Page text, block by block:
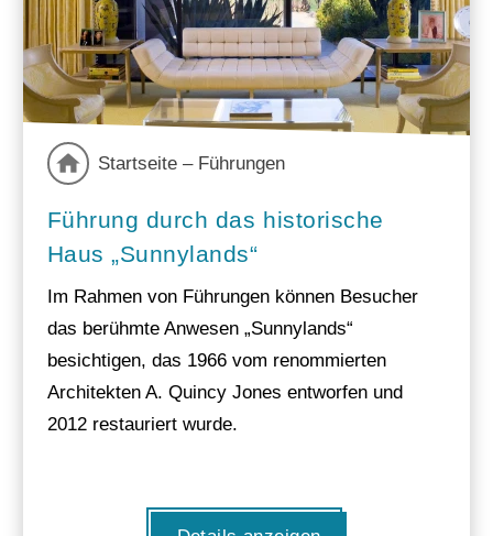
Startseite – Führungen
Führung durch das historische
Haus „Sunnylands“
Im Rahmen von Führungen können Besucher
das berühmte Anwesen „Sunnylands“
besichtigen, das 1966 vom renommierten
Architekten A. Quincy Jones entworfen und
2012 restauriert wurde.